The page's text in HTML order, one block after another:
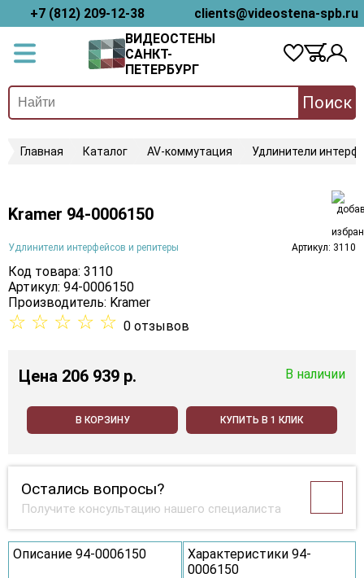
+7 (812) 209-12-38
clients@videostena-spb.ru
ВИДЕОСТЕНЫ
САНКТ-
ПЕТЕРБУРГ
Поиск
Главная Каталог AV-коммутация Удлинители
Kramer 94-0006150
Удлинители интерфейсов и репитеры Артикул: 3110
Код товара: 3110
Артикул: 94-0006150
Производитель: Kramer
☆ ☆ ☆ ☆ ☆ 0 отзывов
Цена 206 939 p. В наличии
В КОРЗИНУ КУПИТЬ В 1 КЛИК
Остались вопросы?
Получите консультацию нашего специалиста
Описание 94-0006150
Характеристики 94-
0006150